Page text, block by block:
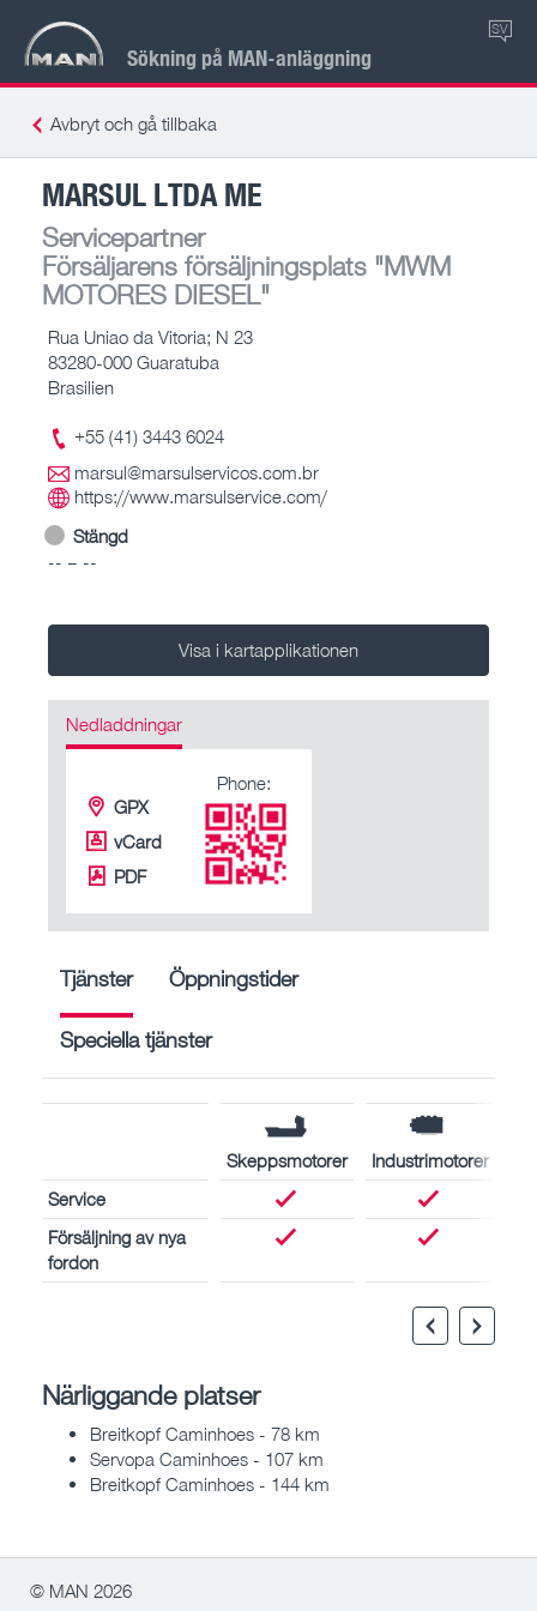
Sökning på MAN-anläggning
SV
Avbryt och gå tillbaka
MARSUL LTDA ME
Servicepartner
Försäljarens försäljningsplats "MWM
MOTORES DIESEL"
Rua Uniao da Vitoria; N 23
83280-000 Guaratuba
Brasilien
+55 (41) 3443 6024
marsul@marsulservicos.com.br
https://www.marsulservice.com/
Stängd
-- – --
Visa i kartapplikationen
Nedladdningar
GPX
vCard
PDF
Phone:
Tjänster Öppningstider
Speciella tjänster
Skeppsmotorer
Industrimotorer
Service
Försäljning av nya
fordon
Närliggande platser
Breitkopf Caminhoes - 78 km
Servopa Caminhoes - 107 km
Breitkopf Caminhoes - 144 km
© MAN 2026